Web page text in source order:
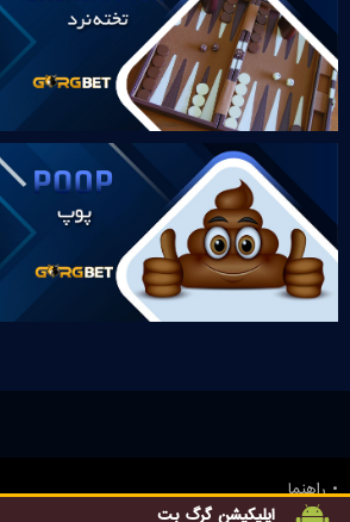
اپلیکیشن گرگ بت
راهنما
بونوس های ویژه